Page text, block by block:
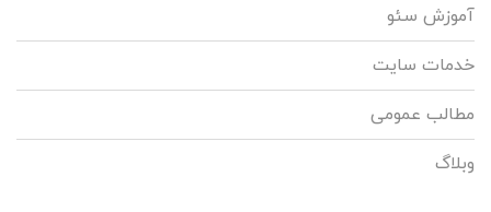
آموزش سئو
خدمات سایت
مطالب عمومی
وبلاگ